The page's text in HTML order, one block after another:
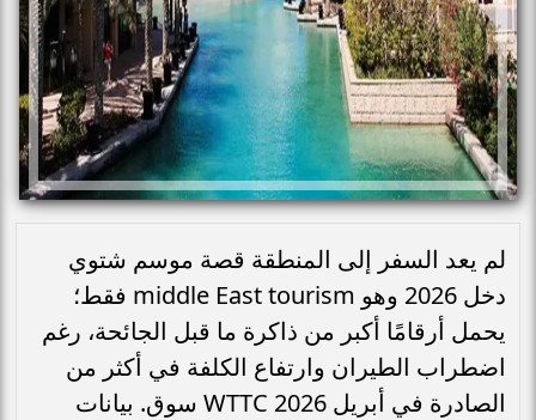
لم يعد السفر إلى المنطقة قصة موسم شتوي
فقط؛ middle East tourism دخل 2026 وهو
يحمل أرقامًا أكبر من ذاكرة ما قبل الجائحة، رغم
اضطراب الطيران وارتفاع الكلفة في أكثر من
سوق. بيانات WTTC الصادرة في أبريل 2026